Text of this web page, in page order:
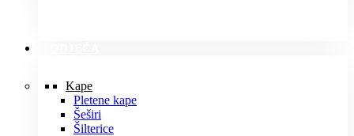
Kape
Pletene kape
Šeširi
Šilterice